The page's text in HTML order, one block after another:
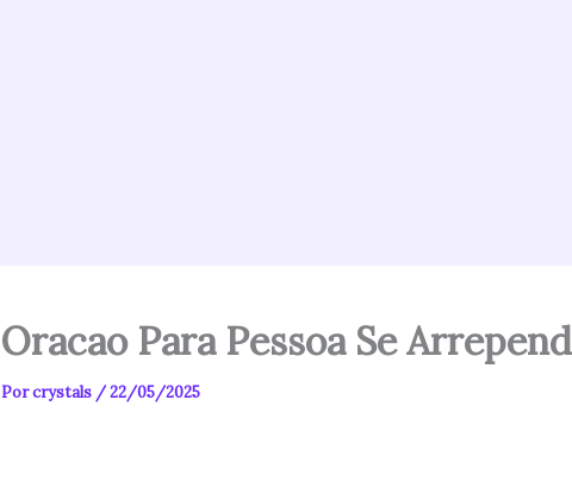
Oracao Para Pessoa Se
Porcrystals /22/05/2025